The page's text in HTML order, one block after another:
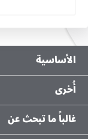
الأساسية
معلومات عنا
ثراء
مستندات بنك البركة
أُخرى
الحماية من الاحتيال
تواصل معنا
غالباً ما تبحث عن